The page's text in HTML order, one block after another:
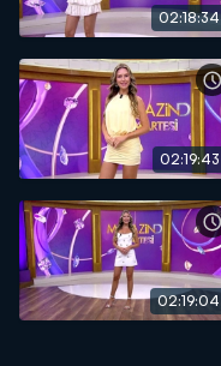
02:18:34
02:19:43
02:19:04